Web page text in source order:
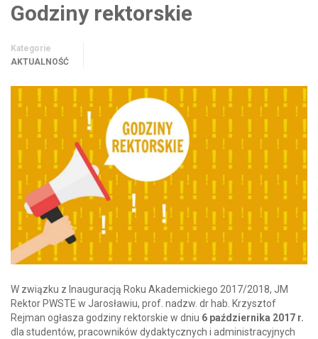
Godziny rektorskie
Kategorie
AKTUALNOŚĆ
W związku z Inauguracją Roku Akademickiego 2017/2018, JM
Rektor PWSTE w Jarosławiu, prof. nadzw. dr hab. Krzysztof
Rejman ogłasza godziny rektorskie w dniu 6 października 2017 r.
dla studentów, pracowników dydaktycznych i administracyjnych